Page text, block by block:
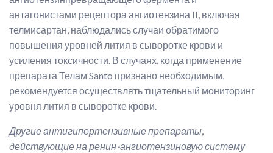
антагонистами рецептора ангиотензина II, включая
телмисартан, наблюдались случаи обратимого
повышения уровней лития в сыворотке крови и
усиления токсичности. В случаях, когда применение
препарата Телам Santo признано необходимым,
рекомендуется осуществлять тщательный мониторинг
уровня лития в сыворотке крови.
Другие антигипертензивные препараты,
действующие на ренин-ангиотензиновую систему